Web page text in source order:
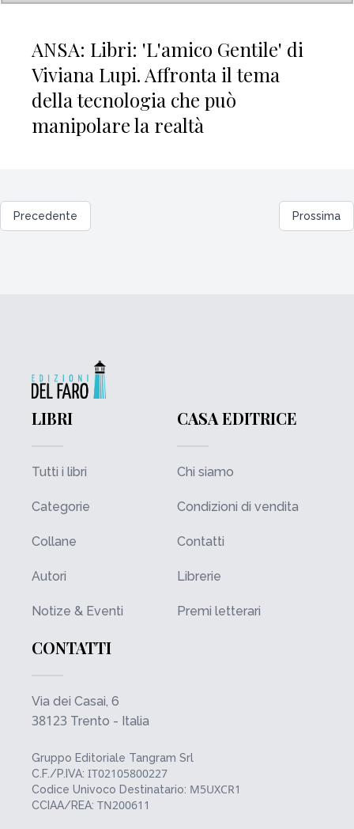
ANSA: Libri: 'L'amico Gentile' di
Viviana Lupi. Affronta il tema
della tecnologia che può
manipolare la realtà
Precedente Prossima
LIBRI
Tutti i libri
Categorie
Collane
Autori
Notize & Eventi
CASA EDITRICE
Chi siamo
Condizioni di vendita
Contatti
Librerie
Premi letterari
CONTATTI
Via dei Casai, 6
38123 Trento - Italia
Gruppo Editoriale Tangram Srl
C.F./P.IVA: IT02105800227
Codice Univoco Destinatario: M5UXCR1
CCIAA/REA: TN200611